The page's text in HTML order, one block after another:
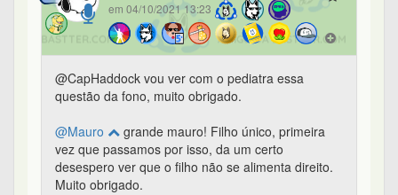
em 04/10/2021 13:23
@CapHaddock vou ver com o pediatra essa
questão da fono, muito obrigado.
@Mauro
grande mauro! Filho único, primeira
vez que passamos por isso, da um certo
desespero ver que o filho não se alimenta direito.
Muito obrigado.